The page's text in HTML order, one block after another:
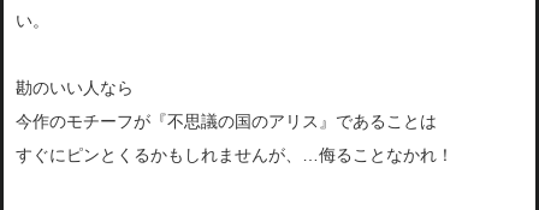
い。
勘のいい人なら
今作のモチーフが『不思議の国のアリス』であることは
すぐにピンとくるかもしれませんが、…侮ることなかれ！